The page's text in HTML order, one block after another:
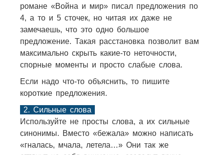
романе «Война и мир» писал предложения по
4, а то и 5 сточек, но читая их даже не
замечаешь, что это одно большое
предложение. Такая расстановка позволит вам
максимально скрыть какие-то неточности,
спорные моменты и просто слабые слова.
Если надо что-то объяснить, то пишите
короткие предложения.
2. Сильные слова
Используйте не просты слова, а их сильные
синонимы. Вместо «бежала» можно написать
«гналась, мчала, летела…» Они так же